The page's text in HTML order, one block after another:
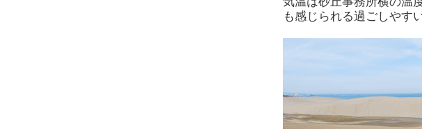
も感じられる過ごしやす